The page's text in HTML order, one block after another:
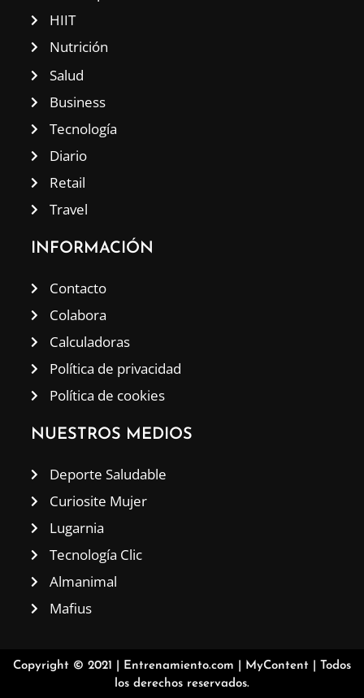
HIIT
Nutrición
Salud
Business
Tecnología
Diario
Retail
Travel
INFORMACIÓN
Contacto
Colabora
Calculadoras
Política de privacidad
Política de cookies
NUESTROS MEDIOS
Deporte Saludable
Curiosite Mujer
Lugarnia
Tecnología Clic
Almanimal
Mafius
Copyright © 2021 | Entrenamiento.com MyContent | Todos
los derechos reservados.